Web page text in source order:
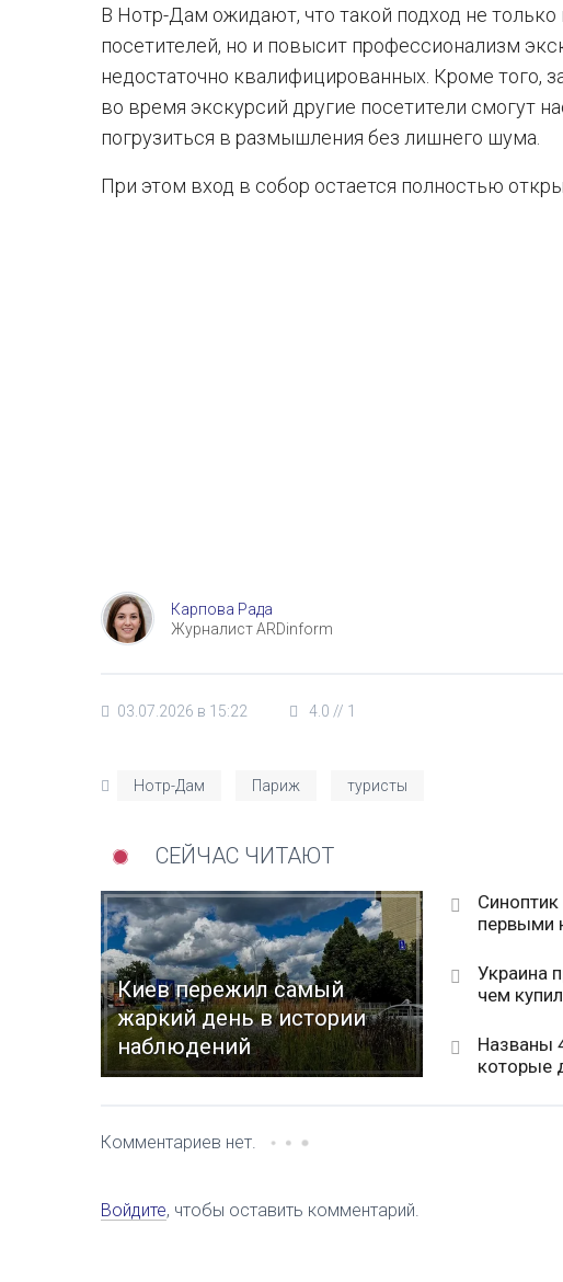
В Нотр-Дам ожидают, что такой подход не
посетителей, но и повысит профессионализм
недостаточно квалифицированных. Кроме того,
во время экскурсий другие посетители смогут
погрузиться в размышления без лишнего шума.
При этом вход в собор остается полностью
Карпова Рада
Журналист ARDinform
03.07.2026 в 15:22 4.0 // 1
Нотр-Дам Париж туристы
СЕЙЧАС ЧИТАЮТ
Киев пережил самый
жаркий день в истории
наблюдений
первыми
Украина
чем
Названы
которые
Комментариев нет.
Войдите, чтобы оставить комментарий.